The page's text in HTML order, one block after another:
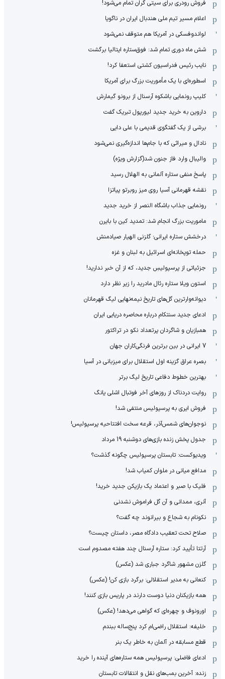
فروش رودری برای سیتی گران تمام می‌شود!
اعلام مسیر تیم ملی هندبال ایران در ناگویا
لواندوفسکی در آمریکا هم متوقف نمی‌شود
شش ماه دوری تمام شد: فوق‌ستاره ایتالیا برگشت
نایب رئیس فدراسیون کشتی استعفا کرد!
اسطوره‌ای با یک مأموریت بزرگ برای آمریکا
کلیپ رونمایی باشکوه آرسنال از برونو گیمارش
داروین به خرید جدید لیورپول تبریک گفت
برشی از یک گفتگوی قدیمی با علی دایی
نادال و میراثی که با جام‌ها اندازه‌گیری نمی‌شود
والیبال وارد فاز جنون شد(گزارش ویژه)
پاسخ منفی ستاره آلمانی به الهلال رسید
نقشه قهرمانی آسیا روی میز روبرتو پیاتزا
رونمایی جذاب باشگاه النصر از خرید جدید
ماموریت بزرگ انجام شد: تمدید کین با بایرن
درخشش ستاره ایرانی؛ گلزنی الهیار صیادمنش
حمله توپخانه‌ای اسرائیل به لبنان و غزه
جزئیاتی از پرسپولیسِ جدید، که از آن ‌خبر ندارید!
استون ویلا ستاره رئال مادرید را زیر نظر دارد
دیوانه‌وارترین گل‌های تاریخ نیمه‌نهایی لیگ قهرمانان
ادعای جدید سنتکام درباره محاصره دریایی ایران
همبازیان و شاگردان پرتعداد نکو در تراکتور
7 ایرانی در بین برترین فرنگی‌کاران جهان
بصره عراق گزینه اول استقلال برای میزبانی در آسیا
بهترین خطوط دفاعی تاریخ لیگ برتر
روایت دردناک از روزهای آخر فوتبال اشلی یانگ
فروش ایری به پرسپولیس منتفی شد!
نوجوان‌های شمس‌آذر، قرعه سخت افتتاحیه پرسپولیس!
جدول پخش زنده بازی‌های دوشنبه 19 مرداد
ویدیوکست: تابستان پرسپولیس چگونه گذشت؟
مدافع میانی در ملوان کمیاب شد!
فلیک با صبر و اعتماد یک بازیکن جدید خرید!
آنری، ممدانی و آن گل فراموش نشدنی
نکونام به شجاع و بیرانوند چه گفت؟
صلاح تحت تعقیب دادگاه مصر، داستان چیست؟
آرتتا تأیید کرد: ستاره آرسنال چند هفته مصدوم است
گلزن مشهور شاگرد جباری شد (عکس)
کنعانی به مدیر استقلالی: برگرد بازی کن! (عکس)
همه بازیکنان دنیا دوست دارند در پاریس بازی کنند!
اورونوف و چهره‌ای که گواهی می‌دهد! (عکس)
خلیفه: استقلال راضی‌ام کرد پنج‌ساله ببندم
قطع مسابقه در آلمان به خاطر یک بنر
ادعای فاضلی: پرسپولیس همه ستاره‌های آینده را خرید
زنده: آخرین بمب‌های نقل و انتقالات تابستان